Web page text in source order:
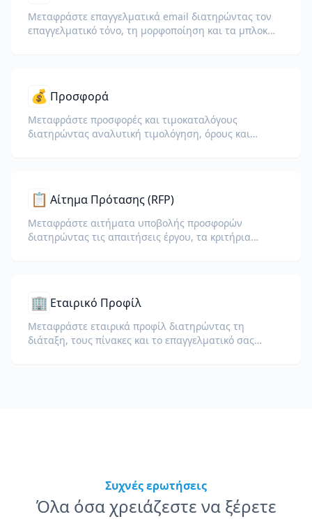
Μεταφράστε επαγγελματικά email διατηρώντας τον
επαγγελματικό τόνο, τη μορφοποίηση και τα μπλοκ
💰 Προσφορά
Μεταφράστε προσφορές και τιμοκαταλόγους
διατηρώντας αναλυτική τιμολόγηση, όρους και
📋 Αίτημα Πρότασης (RFP)
Μεταφράστε αιτήματα υποβολής προσφορών
διατηρώντας τις απαιτήσεις έργου, τα κριτήρια
🏢 Εταιρικό Προφίλ
Μεταφράστε εταιρικά προφίλ διατηρώντας τη
διάταξη, τους πίνακες και το επαγγελματικό σας
Συχνές ερωτήσεις
Όλα όσα χρειάζεστε να ξέρετε